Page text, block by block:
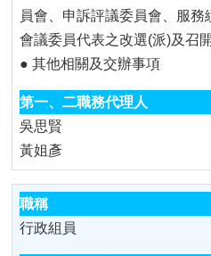
員會、申訴評議委員會、服
會議委員代表之改選(派)及召
● 其他相關及交辦事項
吳思賢
黃姐彥
行政組員